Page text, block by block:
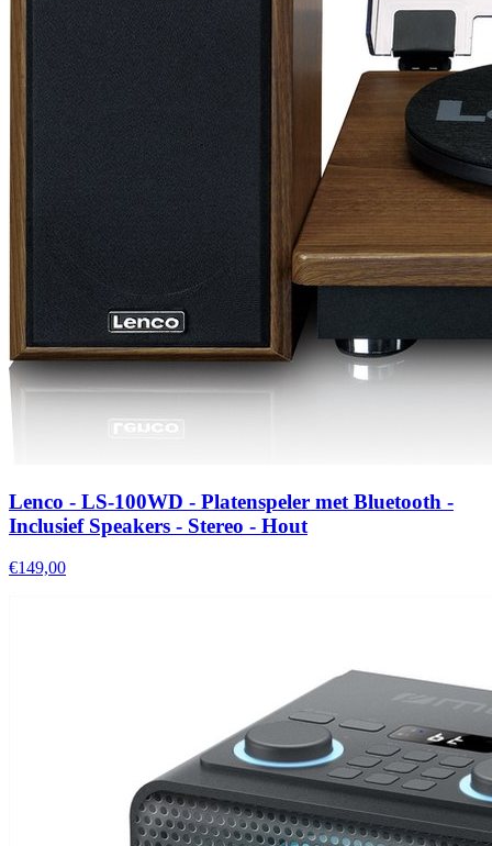
Lenco - LS-100WD - Platenspeler met Bluetooth -
Inclusief Speakers - Stereo - Hout
€149,00